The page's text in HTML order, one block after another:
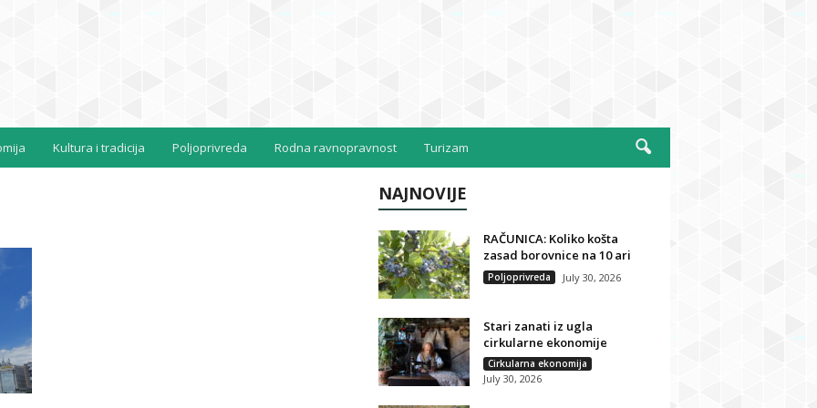
Kultura i tradicija Poljoprivreda Rodna ravnopravnost Turizam
NAJNOVIJE
RAČUNICA: Koliko košta
zasad borovnice na 10 ari
Poljoprivreda July 30, 2026
Stari zanati iz ugla
cirkularne ekonomije
Cirkularna ekonomija
July 30, 2026